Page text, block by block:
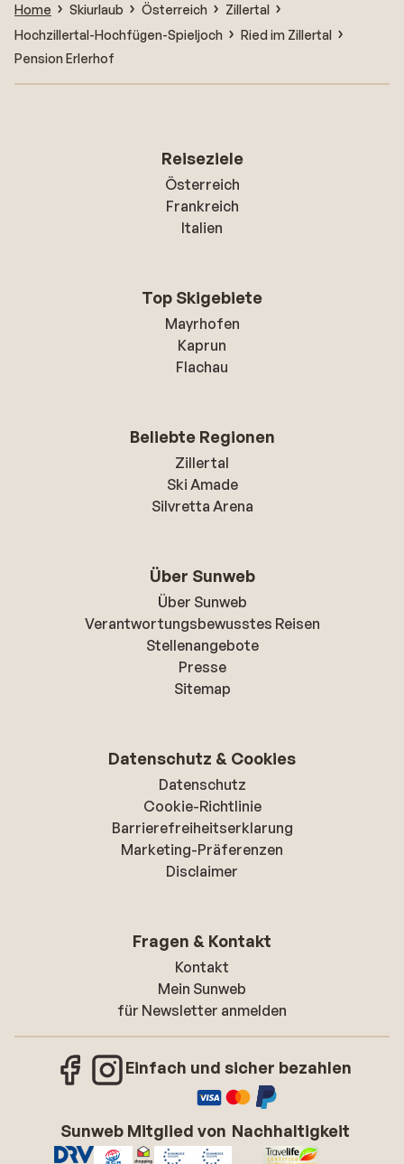
Home Skiurlaub Österreich
Zillertal
Hochzillertal-Hochfügen-Spieljoch
Ried im Zillertal
Pension Erlerhof
Reiseziele
Österreich
Frankreich
Italien
Top Skigebiete
Mayrhofen
Kaprun
Flachau
Beliebte Regionen
Zillertal
Ski Amade
Silvretta Arena
Über Sunweb
Über Sunweb
Verantwortungsbewusstes Reisen
Stellenangebote
Presse
Sitemap
Datenschutz & Cookies
Datenschutz
Cookie-Richtlinie
Barrierefreiheitserklarung
Marketing-Präferenzen
Disclaimer
Fragen & Kontakt
Kontakt
Mein Sunweb
für Newsletter anmelden
Einfach und sicher bezahlen
Sunweb Mitglied von Nachhaltigkeit